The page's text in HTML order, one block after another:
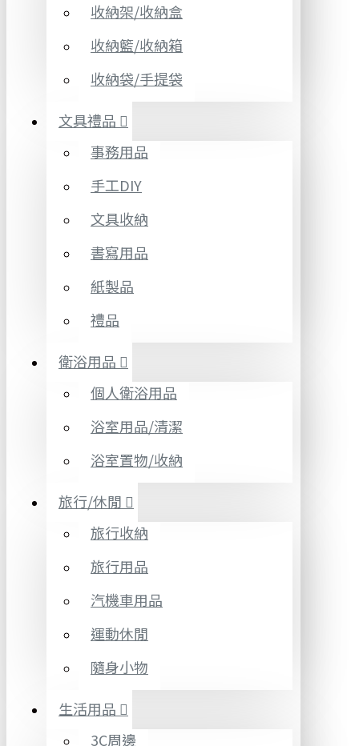
收納架/收納盒
收納籃/收納箱
收納袋/手提袋
文具禮品
事務用品
手工DIY
文具收納
書寫用品
紙製品
禮品
衛浴用品
個人衛浴用品
浴室用品/清潔
浴室置物/收納
旅行/休閒
旅行收納
旅行用品
汽機車用品
運動休閒
隨身小物
生活用品
3C周邊